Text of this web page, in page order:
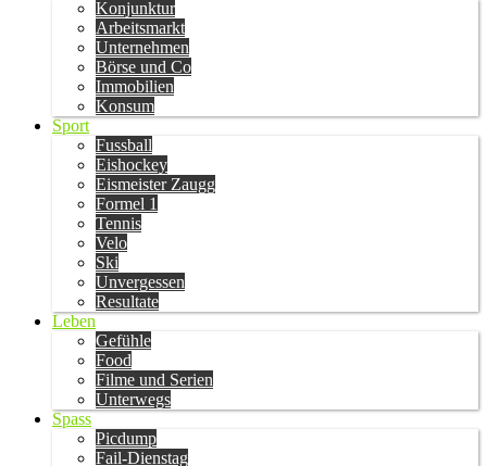
Konjunktur
Arbeitsmarkt
Unternehmen
Börse und Co
Immobilien
Konsum
Sport
Fussball
Eishockey
Eismeister Zaugg
Formel 1
Tennis
Velo
Ski
Unvergessen
Resultate
Leben
Gefühle
Food
Filme und Serien
Unterwegs
Spass
Picdump
Fail-Dienstag